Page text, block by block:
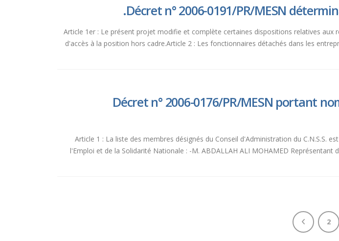
Décret n° 2006-0191/PR/MESN
Article 1er : Le présent projet modifie et complète certaines dispositions relatives
d'accès à la position hors cadre.Article 2 : Les fonctionnaires détachés dans les
Décret n° 2006-0176/PR/MESN portant
Article 1 : La liste des membres désignés du Conseil d'Administration du C.N.S.S.
l'Emploi et de la Solidarité Nationale : -M. ABDALLAH ALI MOHAMED Représentant
2